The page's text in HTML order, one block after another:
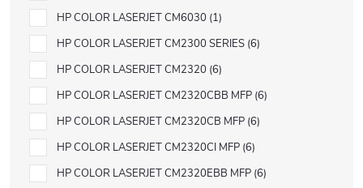
HP COLOR LASERJET CM6030 1
HP COLOR LASERJET CM2300 SERIES 6
HP COLOR LASERJET CM2320 6
HP COLOR LASERJET CM2320CBB MFP 6
HP COLOR LASERJET CM2320CB MFP 6
HP COLOR LASERJET CM2320CI MFP 6
HP COLOR LASERJET CM2320EBB MFP 6